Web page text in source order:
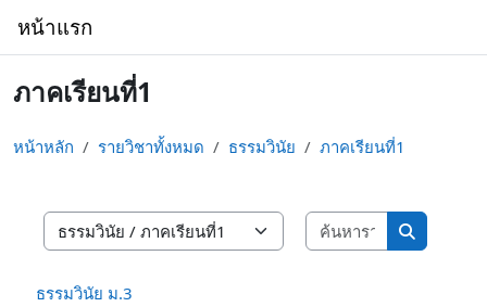
หน้าแรก
ภาคเรียนที่1
หน้าหลัก รายวิชาทั้งหมด ธรรมวินัย ภาคเรียนที่1
ประเภทของรายวิชา
ค้นหารายวิชา
ค้นหาราย
ธรรมวินัย ม.3